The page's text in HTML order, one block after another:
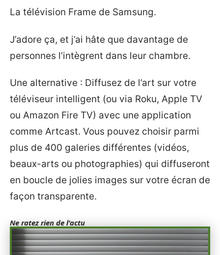
La télévision Frame de Samsung.
J’adore ça, et j’ai hâte que davantage de
personnes l’intègrent dans leur chambre.
Une alternative : Diffusez de l’art sur votre
téléviseur intelligent (ou via Roku, Apple TV
ou Amazon Fire TV) avec une application
comme Artcast. Vous pouvez choisir parmi
plus de 400 galeries différentes (vidéos,
beaux-arts ou photographies) qui diffuseront
en boucle de jolies images sur votre écran de
façon transparente.
Ne ratez rien de l'actu